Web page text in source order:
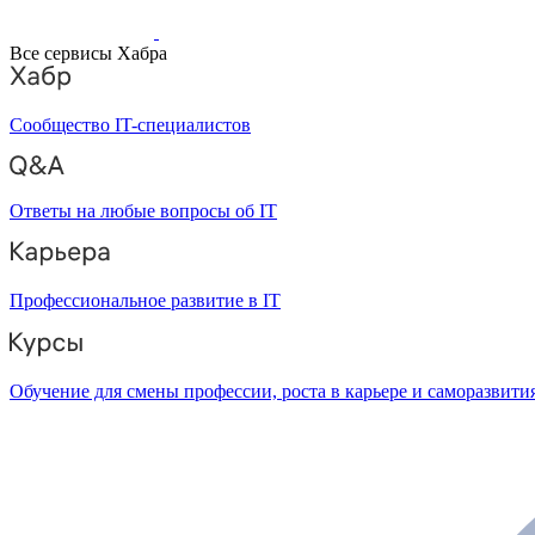
Все сервисы Хабра
Сообщество IT-специалистов
Ответы на любые вопросы об IT
Профессиональное развитие в IT
Обучение для смены профессии, роста в карьере и